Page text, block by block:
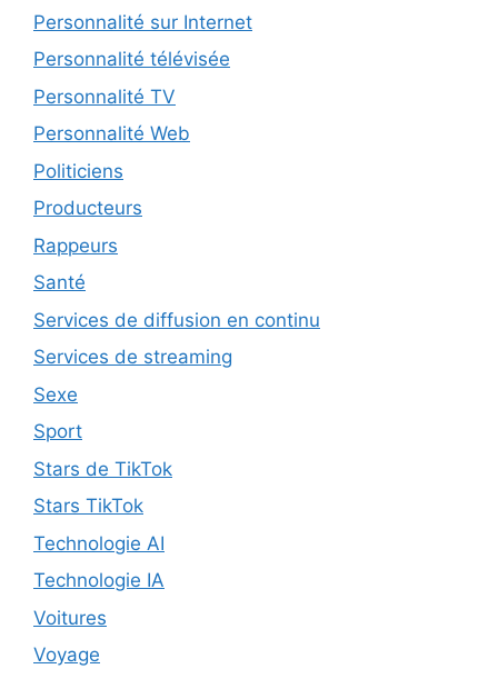
Personnalité sur Internet
Personnalité télévisée
Personnalité TV
Personnalité Web
Politiciens
Producteurs
Rappeurs
Santé
Services de diffusion en continu
Services de streaming
Sexe
Sport
Stars de TikTok
Stars TikTok
Technologie AI
Technologie IA
Voitures
Voyage